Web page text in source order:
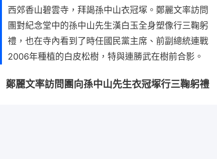
西郊香山碧雲寺，拜謁孫中山衣冠塚。鄭麗文率訪問
團對紀念堂中的孫中山先生漢白玉全身塑像行三鞠躬
禮，也在寺內看到了時任國民黨主席、前副總統連戰
2006年種植的白皮松樹，特與連勝武在樹前合影。
鄭麗文率訪問團向孫中山先生衣冠塚行三鞠躬禮